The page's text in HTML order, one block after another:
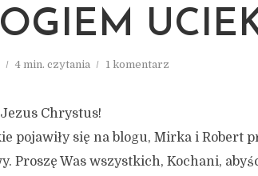
4 min. czytania 1 komentarz
Chrystus!
pojawiły się na blogu, Mirka i Robert
Proszę Was wszystkich, Kochani,